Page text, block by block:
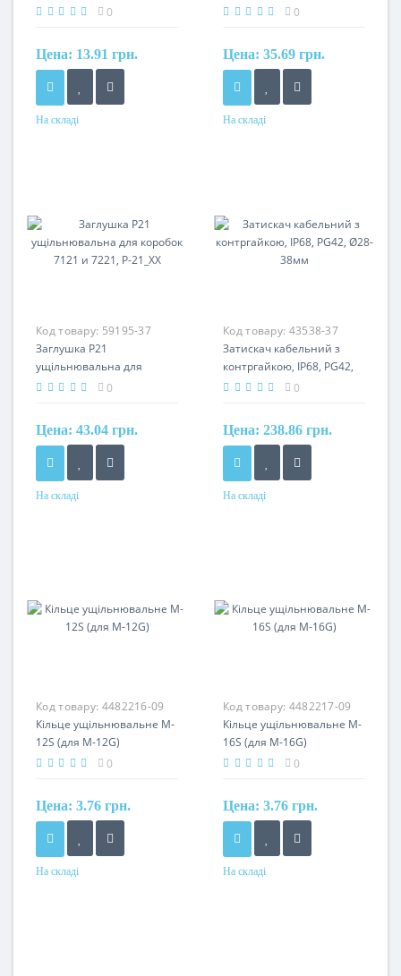
0
Цена: 13.91 грн.
На складі
коробок 7116 и 7216 , P-
0
Цена: 35.69 грн.
На складі
Код товару: 59195-37
Заглушка P21
ущільнювальна для
коробок 7121 и 7221, P-
0
Цена: 43.04 грн.
На складі
Код товару: 43538-37
Затискач кабельний з
контргайкою, IP68, PG42,
Ø28-38мм
0
Цена: 238.86 грн.
На складі
Код товару: 4482216-09
Кільце ущільнювальне M-
12S (для M-12G)
0
Цена: 3.76 грн.
На складі
Код товару: 4482217-09
Кільце ущільнювальне M-
16S (для M-16G)
0
Цена: 3.76 грн.
На складі